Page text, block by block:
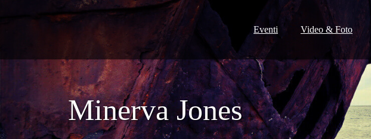
Eventi Video & Foto
Minerva Jones